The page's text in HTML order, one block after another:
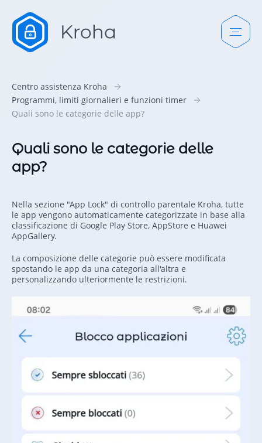
Centro assistenza Kroha
Programmi, limiti giornalieri e funzioni timer
Quali sono le categorie delle app?
Quali sono le categorie delle
app?
Nella sezione "App Lock" di controllo parentale Kroha, tutte
le app vengono automaticamente categorizzate in base alla
classificazione di Google Play Store, AppStore e Huawei
AppGallery.
La composizione delle categorie può essere modificata
spostando le app da una categoria all'altra e
personalizzando ulteriormente le restrizioni.